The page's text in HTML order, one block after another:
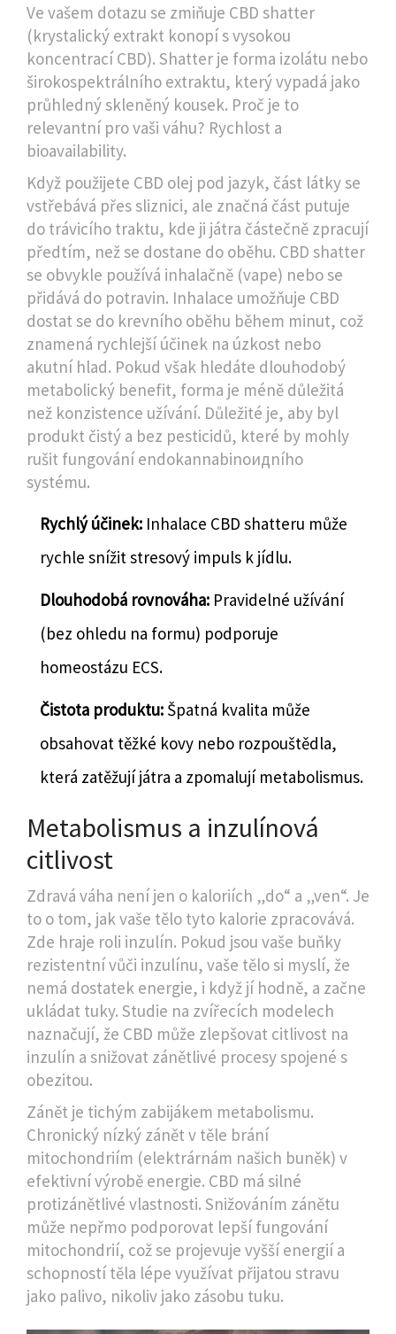
Ve vašem dotazu se zmiňuje CBD shatter
(krystalický extrakt konopí s vysokou
koncentrací CBD). Shatter je forma izolátu nebo
širokospektrálního extraktu, který vypadá jako
průhledný skleněný kousek. Proč je to
relevantní pro vaši váhu? Rychlost a
bioavailability.
Když použijete CBD olej pod jazyk, část látky se
vstřebává přes sliznici, ale značná část putuje
do trávicího traktu, kde ji játra částečně zpracují
předtím, než se dostane do oběhu. CBD shatter
se obvykle používá inhalačně (vape) nebo se
přidává do potravin. Inhalace umožňuje CBD
dostat se do krevního oběhu během minut, což
znamená rychlejší účinek na úzkost nebo
akutní hlad. Pokud však hledáte dlouhodobý
metabolický benefit, forma je méně důležitá
než konzistence užívání. Důležité je, aby byl
produkt čistý a bez pesticidů, které by mohly
rušit fungování endokannabinoидního
systému.
Rychlý účinek: Inhalace CBD shatteru může
rychle snížit stresový impuls k jídlu.
Dlouhodobá rovnováha: Pravidelné užívání
(bez ohledu na formu) podporuje
homeostázu ECS.
Čistota produktu: Špatná kvalita může
obsahovat těžké kovy nebo rozpouštědla,
která zatěžují játra a zpomalují metabolismus.
Metabolismus a inzulínová
citlivost
Zdravá váha není jen o kaloriích „do“ a „ven“. Je
to o tom, jak vaše tělo tyto kalorie zpracovává.
Zde hraje roli inzulín. Pokud jsou vaše buňky
rezistentní vůči inzulínu, vaše tělo si myslí, že
nemá dostatek energie, i když jí hodně, a začne
ukládat tuky. Studie na zvířecích modelech
naznačují, že CBD může zlepšovat citlivost na
inzulín a snižovat zánětlivé procesy spojené s
obezitou.
Zánět je tichým zabijákem metabolismu.
Chronický nízký zánět v těle brání
mitochondriím (elektrárnám našich buněk) v
efektivní výrobě energie. CBD má silné
protizánětlivé vlastnosti. Snižováním zánětu
může nepřmo podporovat lepší fungování
mitochondrií, což se projevuje vyšší energií a
schopností těla lépe využívat přijatou stravu
jako palivo, nikoliv jako zásobu tuku.